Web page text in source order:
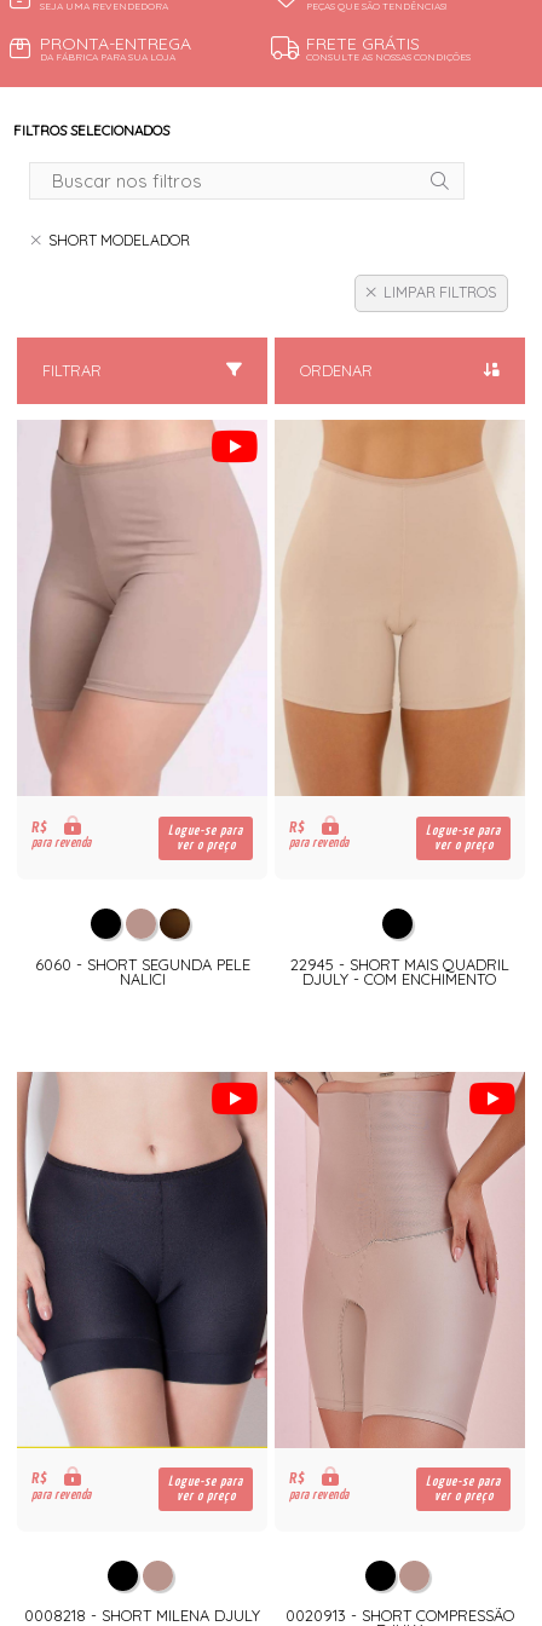
SEJA UMA REVENDEDORA PEÇAS QUE SÃO TENDÊNCIAS!
PRONTA-ENTREGA
DA FÁBRICA PARA SUA LOJA
FRETE GRÁTIS
CONSULTE AS NOSSAS CONDIÇÕES
FILTROS SELECIONADOS
SHORT MODELADOR
LIMPAR FILTROS
FILTRAR ORDENAR
R$
para revenda
Logue-se para
ver o preço
6060 - SHORT SEGUNDA PELE
NALICI
R$
para revenda
Logue-se para
ver o preço
22945 - SHORT MAIS QUADRIL
DJULY - COM ENCHIMENTO
R$
para revenda
Logue-se para
ver o preço
0008218 - SHORT MILENA DJULY
R$
para revenda
Logue-se para
ver o preço
0020913 - SHORT COMPRESSÃO